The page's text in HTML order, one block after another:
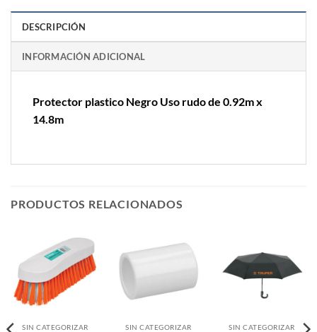
DESCRIPCIÓN
INFORMACIÓN ADICIONAL
Protector plastico Negro Uso rudo de 0.92m x
14.8m
PRODUCTOS RELACIONADOS
SIN CATEGORIZAR SIN CATEGORIZAR SIN CATEGORIZAR